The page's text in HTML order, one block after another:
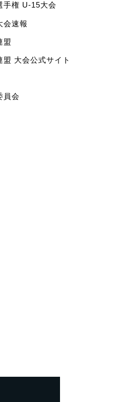
手権 U-15大会
会速報
盟
大会公式サイト
員会